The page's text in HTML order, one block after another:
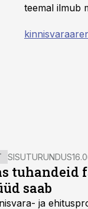
teemal ilmub
SISUTURUNDUS
tuhandeid
saab
ja